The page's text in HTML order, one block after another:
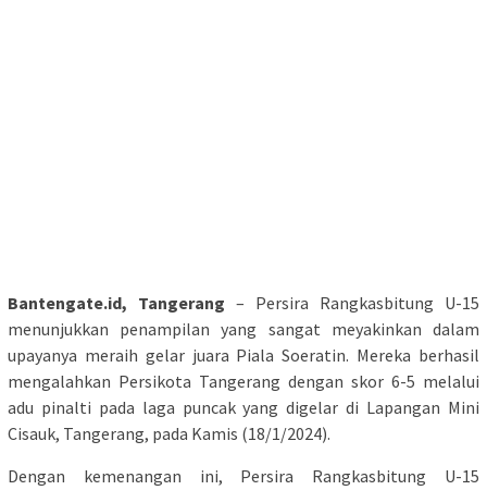
Bantengate.id, Tangerang – Persira Rangkasbitung U-15
menunjukkan penampilan yang sangat meyakinkan dalam
upayanya meraih gelar juara Piala Soeratin. Mereka berhasil
mengalahkan Persikota Tangerang dengan skor 6-5 melalui
adu pinalti pada laga puncak yang digelar di Lapangan Mini
Cisauk, Tangerang, pada Kamis (18/1/2024).
Dengan kemenangan ini, Persira Rangkasbitung U-15